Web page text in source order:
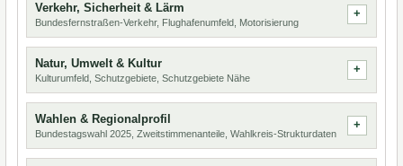
Verkehr, Sicherheit & Lärm
Bundesfernstraßen-Verkehr, Flughafenumfeld, Motorisierung
Natur, Umwelt & Kultur
Kulturumfeld, Schutzgebiete, Schutzgebiete Nähe
Wahlen & Regionalprofil
Bundestagswahl 2025, Zweitstimmenanteile, Wahlkreis-Strukturdaten